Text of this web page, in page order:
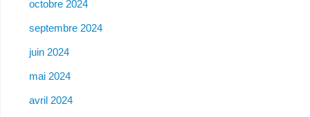
octobre 2024
septembre 2024
juin 2024
mai 2024
avril 2024